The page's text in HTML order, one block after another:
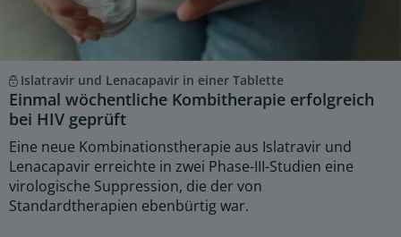
Islatravir und Lenacapavir in einer Tablette
Einmal wöchentliche Kombitherapie erfolgreich
bei HIV geprüft
Eine neue Kombinationstherapie aus Islatravir und
Lenacapavir erreichte in zwei Phase-III-Studien eine
virologische Suppression, die der von
Standardtherapien ebenbürtig war.